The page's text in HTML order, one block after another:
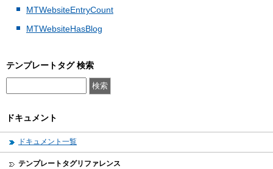
MTWebsiteEntryCount
MTWebsiteHasBlog
テンプレートタグ 検索
ドキュメント
ドキュメント一覧
テンプレートタグリファレンス